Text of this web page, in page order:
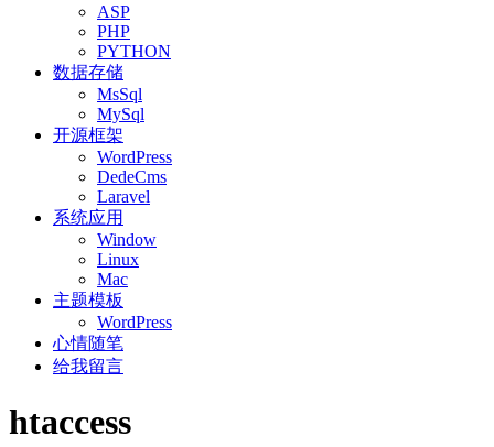
ASP
PHP
PYTHON
数据存储
MsSql
MySql
开源框架
WordPress
DedeCms
Laravel
系统应用
Window
Linux
Mac
主题模板
WordPress
心情随笔
给我留言
htaccess